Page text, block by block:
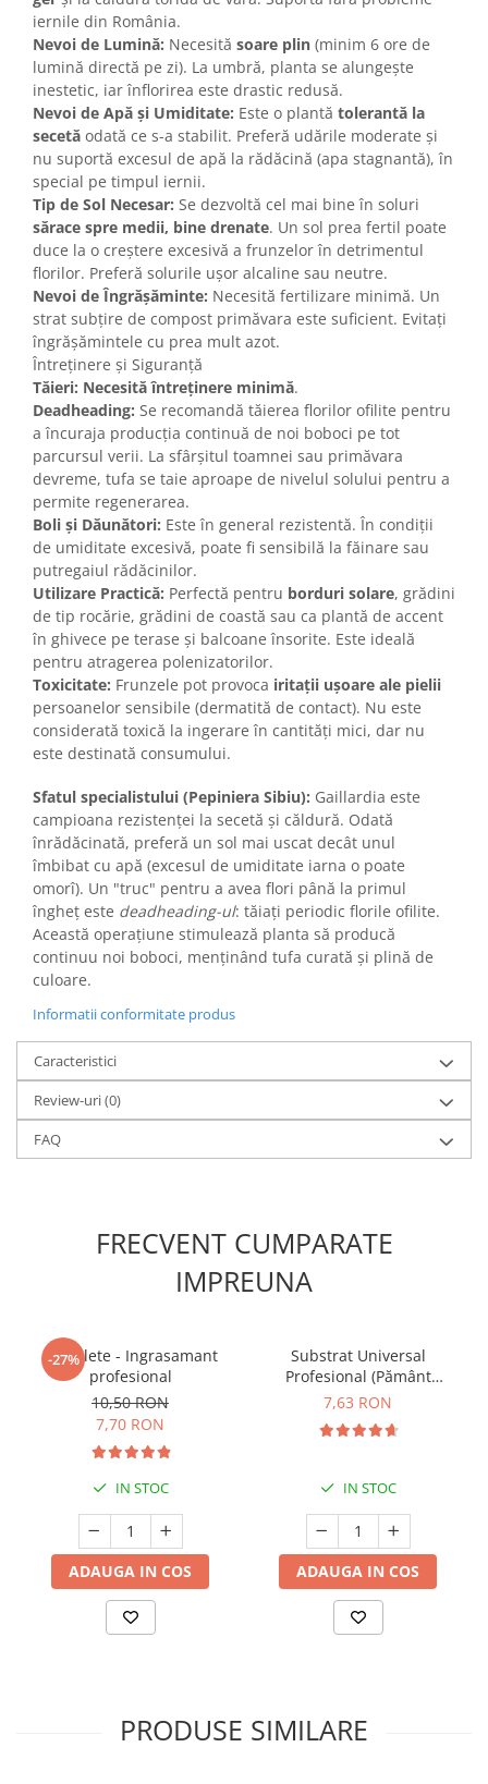
iernile din România.
Nevoi de Lumină: Necesită soare plin (minim 6 ore de
lumină directă pe zi). La umbră, planta se alungește
inestetic, iar înflorirea este drastic redusă.
Nevoi de Apă și Umiditate: Este o plantă tolerantă la
secetă odată ce s-a stabilit. Preferă udările moderate și
nu suportă excesul de apă la rădăcină (apa stagnantă), în
special pe timpul iernii.
Tip de Sol Necesar: Se dezvoltă cel mai bine în soluri
sărace spre medii, bine drenate. Un sol prea fertil poate
duce la o creștere excesivă a frunzelor în detrimentul
florilor. Preferă solurile ușor alcaline sau neutre.
Nevoi de Îngrășăminte: Necesită fertilizare minimă. Un
strat subțire de compost primăvara este suficient. Evitați
îngrășămintele cu prea mult azot.
Întreținere și Siguranță
Tăieri: Necesită întreținere minimă.
Deadheading: Se recomandă tăierea florilor ofilite pentru
a încuraja producția continuă de noi boboci pe tot
parcursul verii. La sfârșitul toamnei sau primăvara
devreme, tufa se taie aproape de nivelul solului pentru a
permite regenerarea.
Boli și Dăunători: Este în general rezistentă. În condiții
de umiditate excesivă, poate fi sensibilă la făinare sau
putregaiul rădăcinilor.
Utilizare Practică: Perfectă pentru borduri solare, grădini
de tip rocărie, grădini de coastă sau ca plantă de accent
în ghivece pe terase și balcoane însorite. Este ideală
pentru atragerea polenizatorilor.
Toxicitate: Frunzele pot provoca iritații ușoare ale pielii
persoanelor sensibile (dermatită de contact). Nu este
considerată toxică la ingerare în cantități mici, dar nu
este destinată consumului.
Sfatul specialistului (Pepiniera Sibiu): Gaillardia este
campioana rezistenței la secetă și căldură. Odată
înrădăcinată, preferă un sol mai uscat decât unul
îmbibat cu apă (excesul de umiditate iarna o poate
omorî). Un "truc" pentru a avea flori până la primul
îngheț este deadheading-ul: tăiați periodic florile ofilite.
Această operațiune stimulează planta să producă
continuu noi boboci, menținând tufa curată și plină de
culoare.
Informatii conformitate produs
Caracteristici
Review-uri(0)
FAQ
FRECVENT CUMPARATE
IMPREUNA
-27%
5 Tablete - Ingrasamant
profesional
10,50 RON
7,70 RON
IN STOC
ADAUGA IN COS
Substrat Universal
Profesional (Pământ
Premium) - 5 L
7,63 RON
IN STOC
ADAUGA IN COS
PRODUSE SIMILARE